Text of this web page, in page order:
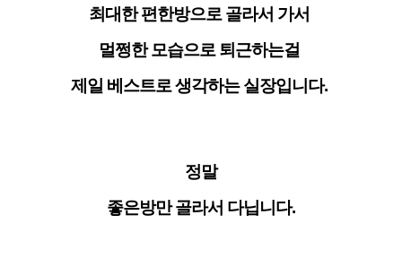
최대한 편한방으로 골라서 가서
멀쩡한 모습으로 퇴근하는걸
제일 베스트로 생각하는 실장입니다.
정말
좋은방만 골라서 다닙니다.